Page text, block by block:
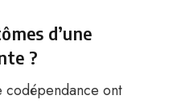
d’une
?
codépendance ont